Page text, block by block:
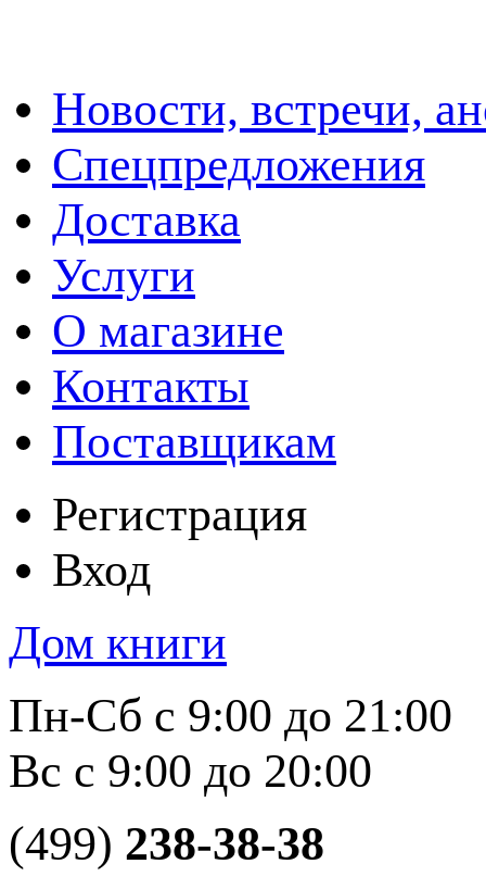
Новости, встречи,
Спецпредложения
Доставка
Услуги
О магазине
Контакты
Поставщикам
Регистрация
Вход
Дом книги
Пн-Сб с 9:00 до 21:00
Вс с 9:00 до 20:00
(499) 238-38-38